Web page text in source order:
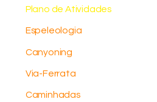
Plano de Atividades
Espeleologia
Canyoning
Via-Ferrata
Caminhadas